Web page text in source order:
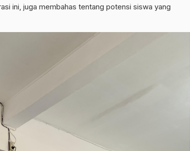
ini, juga membahas tentang potensi siswa yang